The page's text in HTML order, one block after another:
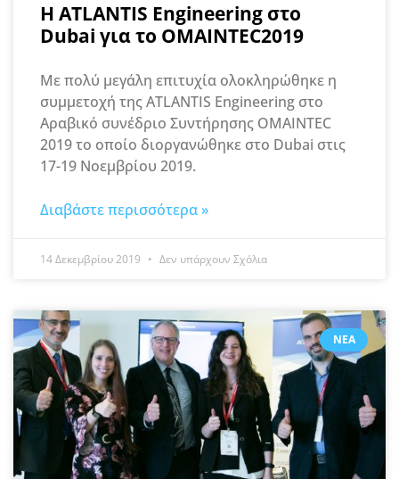
Η ATLANTIS Engineering στο
Dubai για το OMAINTEC2019
Με πολύ μεγάλη επιτυχία ολοκληρώθηκε η
συμμετοχή της ATLANTIS Engineering στο
Αραβικό συνέδριο Συντήρησης OMAINTEC
2019 το οποίο διοργανώθηκε στο Dubai στις
17-19 Νοεμβρίου 2019.
Διαβάστε περισσότερα »
14 Δεκεμβρίου 2019 Δεν υπάρχουν Σχόλια
ΝΈΑ